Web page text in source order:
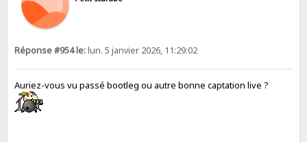
Réponse #954 le:lun. 5 janvier 2026, 11:29:02
Auriez-vous vu passé bootleg ou autre bonne captation live ?